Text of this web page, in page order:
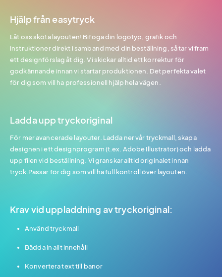
Hjälp från easytryck
Låt oss sköta layouten! Bifoga din logotyp, grafik och
instruktioner direkt i samband med din beställning, så tar vi fram
ett designförslag åt dig. Vi skickar alltid ett korrektur för
godkännande innan vi startar produktionen. Det perfekta valet
för dig som vill ha professionell hjälp hela vägen.
Ladda upp tryckoriginal
För mer avancerade layouter. Ladda ner vår tryckmall, skapa
designen i ett designprogram (t.ex. Adobe Illustrator) och ladda
upp filen vid beställning. Vi granskar alltid originalet innan
tryck.Passar för dig som vill ha full kontroll över layouten.
Krav vid uppladdning av tryckoriginal:
Använd tryckmall
Bädda in allt innehåll
Konvertera text till banor